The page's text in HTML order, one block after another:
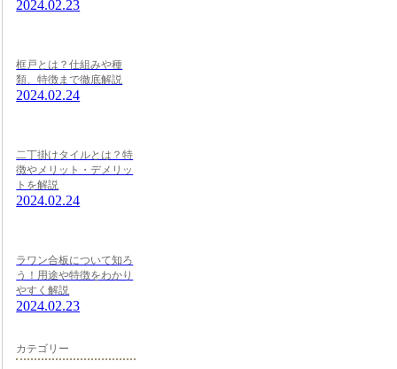
2024.02.23
框戸とは？仕組みや種
類、特徴まで徹底解説
2024.02.24
二丁掛けタイルとは？特
徴やメリット・デメリッ
トを解説
2024.02.24
ラワン合板について知ろ
う！用途や特徴をわかり
やすく解説
2024.02.23
カテゴリー